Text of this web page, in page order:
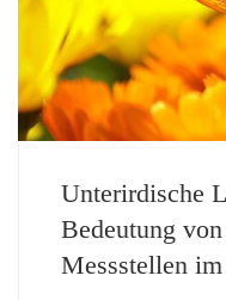
Unterirdische
Bedeutung
Messstellen